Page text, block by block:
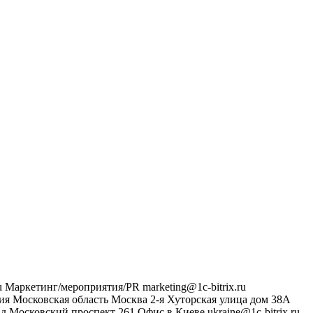
Маркетинг/мероприятия/PR marketing@1c-bitrix.ru
Московская область Москва 2-я Хуторская улица дом 38А